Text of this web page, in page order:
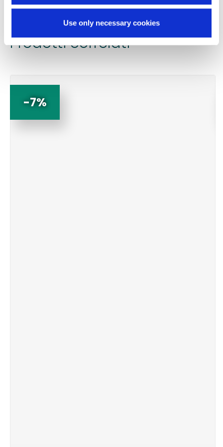
Use only necessary cookies
Prodotti correlati
-7%